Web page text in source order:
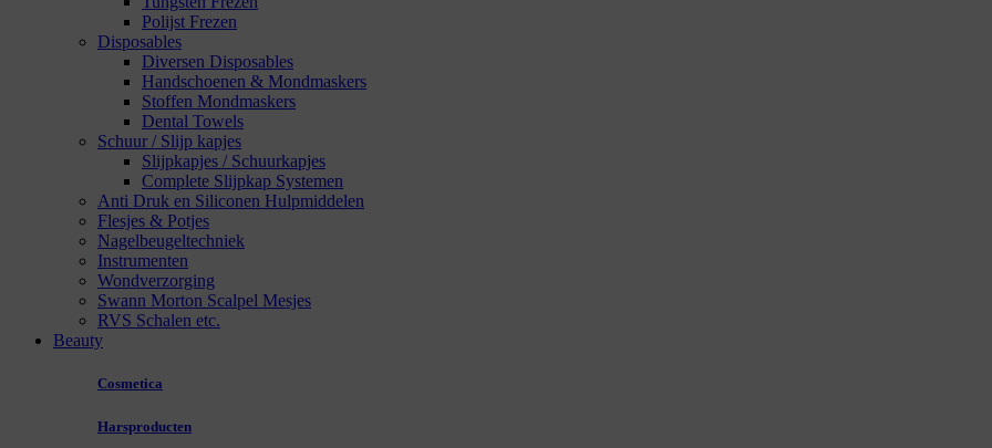
Polijst Frezen
Disposables
Diversen Disposables
Handschoenen & Mondmaskers
Stoffen Mondmaskers
Dental Towels
Schuur / Slijp kapjes
Slijpkapjes / Schuurkapjes
Complete Slijpkap Systemen
Anti Druk en Siliconen Hulpmiddelen
Flesjes & Potjes
Nagelbeugeltechniek
Instrumenten
Wondverzorging
Swann Morton Scalpel Mesjes
RVS Schalen etc.
Beauty
Cosmetica
Harsproducten